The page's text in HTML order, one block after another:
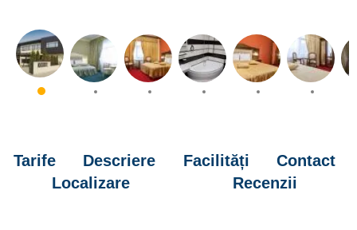
Tarife Descriere Facilități
Contact
Localizare
Recenzii